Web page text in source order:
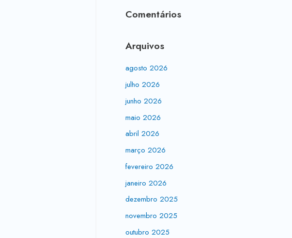
Comentários
Arquivos
agosto 2026
julho 2026
junho 2026
maio 2026
abril 2026
março 2026
fevereiro 2026
janeiro 2026
dezembro 2025
novembro 2025
outubro 2025